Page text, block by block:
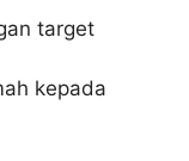
target
kepada